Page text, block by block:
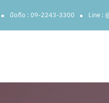
มือถือ : 09-2243-3300 Line :